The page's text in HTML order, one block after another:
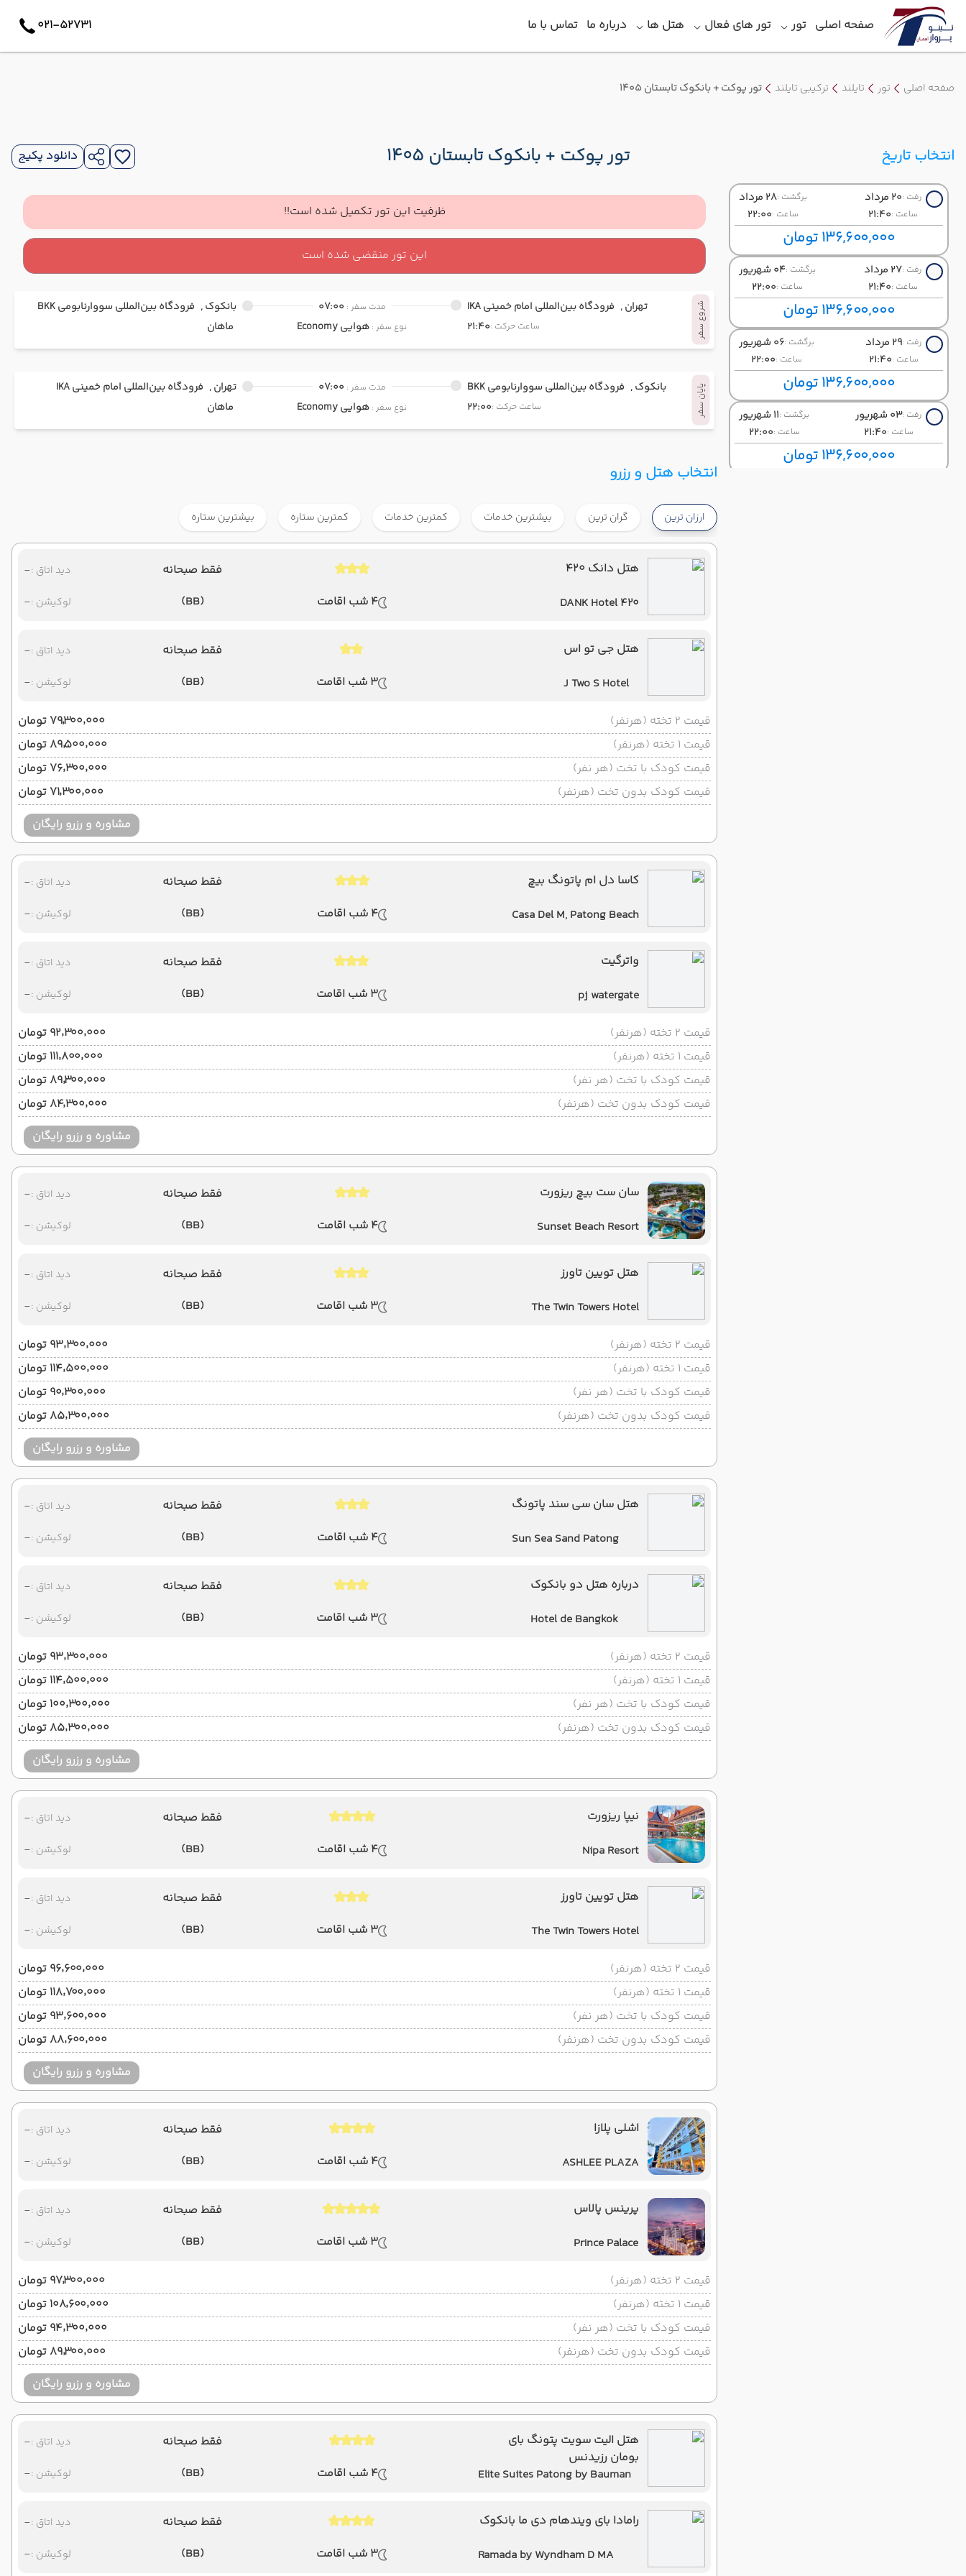
صفحه اصلی تور تور های فعال هتل‎ ها درباره ما تماس با ما 021-52731
صفحه اصلی تور تایلند ترکیبی تایلند تور پوکت + بانکوک تابستان 1405
انتخاب تاریخ تور پوکت + بانکوک تابستان 1405 دانلود پکیج
رفت :20 مرداد
ساعت :21:40
برگشت :28 مرداد
ساعت :22:00
136,600,000 تومان
رفت :27 مرداد
ساعت :21:40
برگشت :04 شهریور
ساعت :22:00
136,600,000 تومان
رفت :29 مرداد
ساعت :21:40
برگشت :06 شهریور
ساعت :22:00
136,600,000 تومان
رفت :03 شهریور
ساعت :21:40
برگشت :11 شهریور
ساعت :22:00
136,600,000 تومان
ظرفیت این تور تکمیل شده است!!
این تور منقضی شده است
شروع سفر تهران , فرودگاه بین‌المللی امام خمینی IKA
ساعت حرکت :21:40
مدت سفر : 07:00
نوع سفر : هوایی
بانکوک , فرودگاه بین‌المللی سووارنابومی BKK
ماهان
پایان سفر بانکوک , فرودگاه بین‌المللی سووارنابومی BKK
ساعت حرکت :22:00
مدت سفر : 07:00
نوع سفر : هوایی
تهران , فرودگاه بین‌المللی امام خمینی IKA
ماهان
انتخاب هتل و رزرو
ارزان ترین گران ترین بیشترین خدمات کمترین خدمات کمترین ستاره بیشترین ستاره
هتل دانک ۴۲۰
DANK Hotel 420
4 شب اقامت
فقط صبحانه
(BB)
دید اتاق :-
لوکیشن :-
هتل جی تو اس
J Two S Hotel
3 شب اقامت
فقط صبحانه
(BB)
دید اتاق :-
لوکیشن :-
قیمت 2 تخته (هرنفر)
۷۹٬۳۰۰٬۰۰۰ تومان
قیمت 1 تخته (هرنفر)
۸۹٬۵۰۰٬۰۰۰ تومان
قیمت کودک با تخت (هر نفر)
۷۶٬۳۰۰٬۰۰۰ تومان
قیمت کودک بدون تخت (هرنفر)
۷۱٬۳۰۰٬۰۰۰ تومان
مشاوره و رزرو رایگان
کاسا دل ام پاتونگ بیچ
Casa Del M, Patong Beach
4 شب اقامت
فقط صبحانه
(BB)
دید اتاق :-
لوکیشن :-
واترگیت
pj watergate
3 شب اقامت
فقط صبحانه
(BB)
دید اتاق :-
لوکیشن :-
قیمت 2 تخته (هرنفر)
۹۲٬۳۰۰٬۰۰۰ تومان
قیمت 1 تخته (هرنفر)
۱۱۱٬۸۰۰٬۰۰۰ تومان
قیمت کودک با تخت (هر نفر)
۸۹٬۳۰۰٬۰۰۰ تومان
قیمت کودک بدون تخت (هرنفر)
۸۴٬۳۰۰٬۰۰۰ تومان
مشاوره و رزرو رایگان
سان ست بیچ ریزورت
Sunset Beach Resort
4 شب اقامت
فقط صبحانه
(BB)
دید اتاق :-
لوکیشن :-
هتل تویین تاورز
The Twin Towers Hotel
3 شب اقامت
فقط صبحانه
(BB)
دید اتاق :-
لوکیشن :-
قیمت 2 تخته (هرنفر)
۹۳٬۳۰۰٬۰۰۰ تومان
قیمت 1 تخته (هرنفر)
۱۱۴٬۵۰۰٬۰۰۰ تومان
قیمت کودک با تخت (هر نفر)
۹۰٬۳۰۰٬۰۰۰ تومان
قیمت کودک بدون تخت (هرنفر)
۸۵٬۳۰۰٬۰۰۰ تومان
مشاوره و رزرو رایگان
هتل سان سی سند پاتونگ
Sun Sea Sand Patong
4 شب اقامت
فقط صبحانه
(BB)
دید اتاق :-
لوکیشن :-
درباره هتل دو بانکوک
Hotel de Bangkok
3 شب اقامت
فقط صبحانه
(BB)
دید اتاق :-
لوکیشن :-
قیمت 2 تخته (هرنفر)
۹۳٬۳۰۰٬۰۰۰ تومان
قیمت 1 تخته (هرنفر)
۱۱۴٬۵۰۰٬۰۰۰ تومان
قیمت کودک با تخت (هر نفر)
۱۰۰٬۳۰۰٬۰۰۰ تومان
قیمت کودک بدون تخت (هرنفر)
۸۵٬۳۰۰٬۰۰۰ تومان
مشاوره و رزرو رایگان
نیپا ریزورت
Nipa Resort
4 شب اقامت
فقط صبحانه
(BB)
دید اتاق :-
لوکیشن :-
هتل تویین تاورز
The Twin Towers Hotel
3 شب اقامت
فقط صبحانه
(BB)
دید اتاق :-
لوکیشن :-
قیمت 2 تخته (هرنفر)
۹۶٬۶۰۰٬۰۰۰ تومان
قیمت 1 تخته (هرنفر)
۱۱۸٬۷۰۰٬۰۰۰ تومان
قیمت کودک با تخت (هر نفر)
۹۳٬۶۰۰٬۰۰۰ تومان
قیمت کودک بدون تخت (هرنفر)
۸۸٬۶۰۰٬۰۰۰ تومان
مشاوره و رزرو رایگان
اشلی پلازا
ASHLEE PLAZA
4 شب اقامت
فقط صبحانه
(BB)
دید اتاق :-
لوکیشن :-
پرینس پالاس
Prince Palace
3 شب اقامت
فقط صبحانه
(BB)
دید اتاق :-
لوکیشن :-
قیمت 2 تخته (هرنفر)
۹۷٬۳۰۰٬۰۰۰ تومان
قیمت 1 تخته (هرنفر)
۱۰۸٬۶۰۰٬۰۰۰ تومان
قیمت کودک با تخت (هر نفر)
۹۴٬۳۰۰٬۰۰۰ تومان
قیمت کودک بدون تخت (هرنفر)
۸۹٬۳۰۰٬۰۰۰ تومان
مشاوره و رزرو رایگان
هتل الیت سویت پتونگ بای
بومان رزیدنس
Elite Suites Patong by Bauman
4 شب اقامت
فقط صبحانه
(BB)
دید اتاق :-
لوکیشن :-
رامادا بای ویندهام دی ما بانکوک
Ramada by Wyndham D MA
3 شب اقامت
فقط صبحانه
(BB)
دید اتاق :-
لوکیشن :-